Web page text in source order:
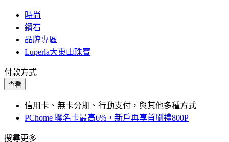
時尚
鑽石
品牌專區
Luperla大東山珠寶
付款方式
查看
信用卡、無卡分期、行動支付，與其他多種方式
PChome 聯名卡最高6%，新戶再享首刷禮800P
搜尋更多